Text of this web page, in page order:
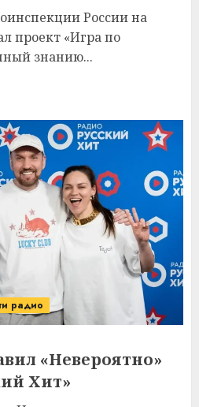
России на
проект «Игра по
знанию...
радио
«Невероятно»
Хит»